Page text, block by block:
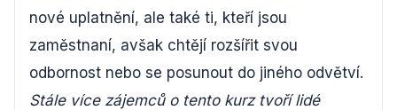
nové uplatnění, ale také ti, kteří jsou
zaměstnaní, avšak chtějí rozšířit svou
odbornost nebo se posunout do jiného odvětví.
Stále více zájemců o tento kurz tvoří lidé